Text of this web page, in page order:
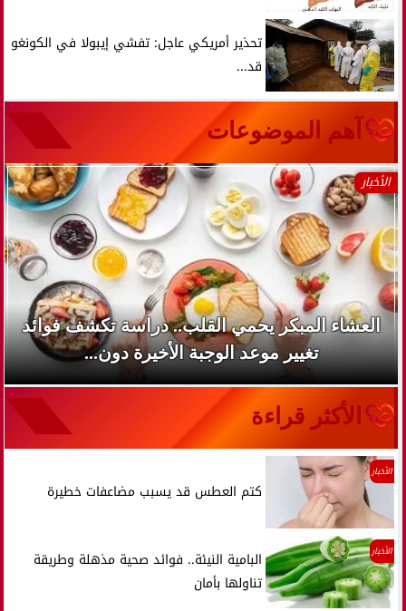
تحذير أمريكي عاجل: تفشي إيبولا في الكونغو
قد...
آهم الموضوعات
الأخبار
العشاء المبكر يحمي القلب.. دراسة تكشف فوائد
تغيير موعد الوجبة الأخيرة دون...
الأكثر قراءة
الأخبار
كتم العطس قد يسبب مضاعفات خطيرة
الأخبار
البامية النيئة.. فوائد صحية مذهلة وطريقة
تناولها بأمان